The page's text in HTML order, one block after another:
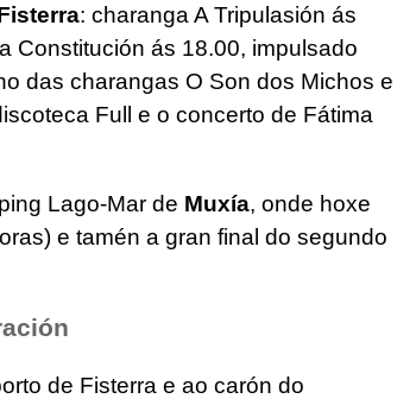
: charanga A Tripulasión ás
Constitución ás 18.00, impulsado
das charangas O Son dos Michos e
Full e o concerto de Fátima
Lago-Mar de Muxía, onde hoxe
e tamén a gran final do segundo
de Fisterra e ao carón do